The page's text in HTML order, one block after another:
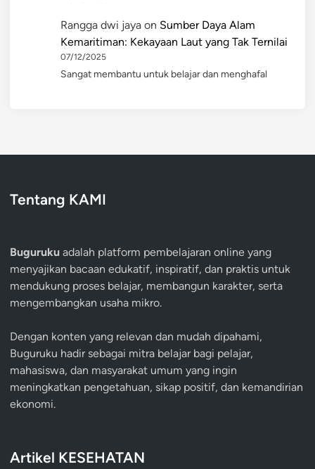
Rangga dwi jaya on Sumber Daya Alam
Kemaritiman: Kekayaan Laut yang Tak Ternilai
07/12/2025
Sangat membantu untuk belajar dan menghafal
Tentang KAMI
Buguruku adalah platform pembelajaran online yang
menyajikan bacaan edukatif, inspiratif, dan praktis untuk
mendukung proses belajar, membangun karakter, serta
mengembangkan usaha mikro.
Dengan konten yang relevan dan mudah dipahami,
Buguruku hadir sebagai mitra belajar bagi pelajar,
mahasiswa, dan masyarakat umum yang ingin
meningkatkan pengetahuan, sikap positif, dan kemandirian
ekonomi.
Artikel KESEHATAN